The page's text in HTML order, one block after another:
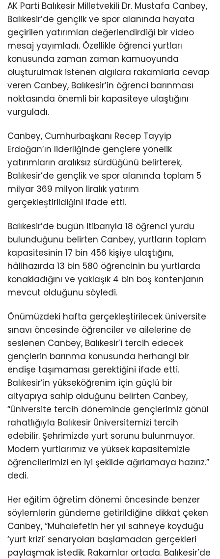
AK Parti Balıkesir Milletvekili Dr. Mustafa Canbey,
Balıkesir’de gençlik ve spor alanında hayata
geçirilen yatırımları değerlendirdiği bir video
mesaj yayımladı. Özellikle öğrenci yurtları
konusunda zaman zaman kamuoyunda
oluşturulmak istenen algılara rakamlarla cevap
veren Canbey, Balıkesir’in öğrenci barınması
noktasında önemli bir kapasiteye ulaştığını
vurguladı.
Canbey, Cumhurbaşkanı Recep Tayyip
Erdoğan’ın liderliğinde gençlere yönelik
yatırımların aralıksız sürdüğünü belirterek,
Balıkesir’de gençlik ve spor alanında toplam 5
milyar 369 milyon liralık yatırım
gerçekleştirildiğini ifade etti.
Balıkesir’de bugün itibarıyla 18 öğrenci yurdu
bulunduğunu belirten Canbey, yurtların toplam
kapasitesinin 17 bin 456 kişiye ulaştığını,
hâlihazırda 13 bin 580 öğrencinin bu yurtlarda
konakladığını ve yaklaşık 4 bin boş kontenjanın
mevcut olduğunu söyledi.
Önümüzdeki hafta gerçekleştirilecek üniversite
sınavı öncesinde öğrenciler ve ailelerine de
seslenen Canbey, Balıkesir’i tercih edecek
gençlerin barınma konusunda herhangi bir
endişe taşımaması gerektiğini ifade etti.
Balıkesir’in yükseköğrenim için güçlü bir
altyapıya sahip olduğunu belirten Canbey,
“Üniversite tercih döneminde gençlerimiz gönül
rahatlığıyla Balıkesir Üniversitemizi tercih
edebilir. Şehrimizde yurt sorunu bulunmuyor.
Modern yurtlarımız ve yüksek kapasitemizle
öğrencilerimizi en iyi şekilde ağırlamaya hazırız.”
dedi.
Her eğitim öğretim dönemi öncesinde benzer
söylemlerin gündeme getirildiğine dikkat çeken
Canbey, “Muhalefetin her yıl sahneye koyduğu
‘yurt krizi’ senaryoları başlamadan gerçekleri
paylaşmak istedik. Rakamlar ortada. Balıkesir’de